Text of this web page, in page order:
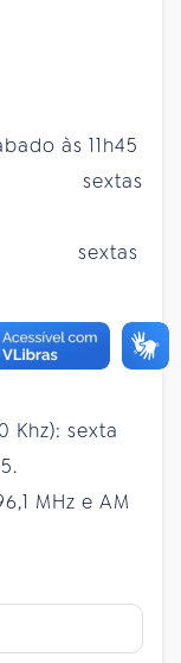
às 11h45
sextas
sextas
Khz): sexta
MHz e AM